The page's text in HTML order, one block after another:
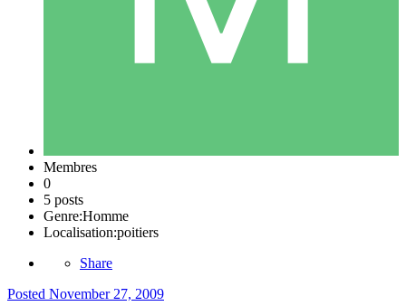
Membres
0
5 posts
Genre:Homme
Localisation:poitiers
Share
Posted November 27, 2009